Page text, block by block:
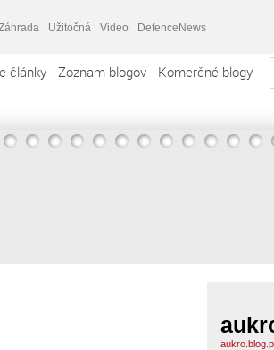
Užitočná Video DefenceNews
články Zoznam blogov Komerčné blogy